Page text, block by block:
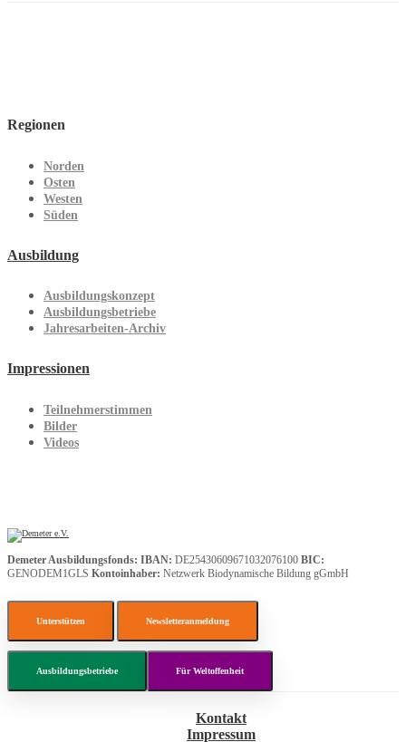
Regionen
Norden
Osten
Westen
Süden
Ausbildung
Ausbildungskonzept
Ausbildungsbetriebe
Jahresarbeiten-Archiv
Impressionen
Teilnehmerstimmen
Bilder
Videos
Demeter Ausbildungsfonds: IBAN: DE25430609671032076100 BIC:
GENODEM1GLS Kontoinhaber: Netzwerk Biodynamische Bildung gGmbH
Unterstützen Newsletteranmeldung
Ausbildungsbetriebe Für Weltoffenheit
Kontakt
Impressum